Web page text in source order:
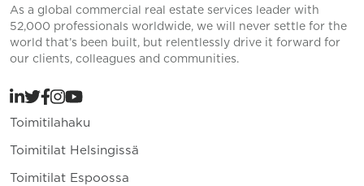
As a global commercial real estate services leader with
52,000 professionals worldwide, we will never settle for the
world that’s been built, but relentlessly drive it forward for
our clients, colleagues and communities.
Toimitilahaku
Toimitilat Helsingissä
Toimitilat Espoossa